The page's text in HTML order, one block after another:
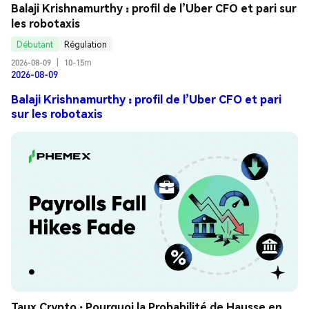
Balaji Krishnamurthy : profil de l’Uber CFO et pari sur
les robotaxis
Débutant
Régulation
2026-08-09
10-15m
2026-08-09
Balaji Krishnamurthy : profil de l’Uber CFO et pari
sur les robotaxis